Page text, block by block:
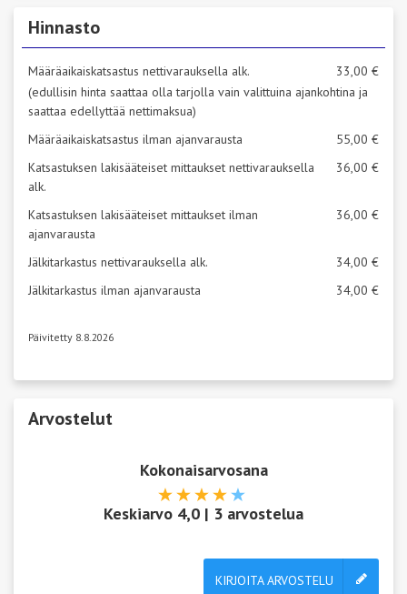
Hinnasto
Määräaikaiskatsastus nettivarauksella alk.
33,00 €
(edullisin hinta saattaa olla tarjolla vain valittuina ajankohtina ja
saattaa edellyttää nettimaksua)
Määräaikaiskatsastus ilman ajanvarausta
55,00 €
Katsastuksen lakisääteiset mittaukset nettivarauksella
alk.
36,00 €
Katsastuksen lakisääteiset mittaukset ilman
ajanvarausta
36,00 €
Jälkitarkastus nettivarauksella alk.
34,00 €
Jälkitarkastus ilman ajanvarausta
34,00 €
Päivitetty 8.8.2026
Arvostelut
Kokonaisarvosana
Keskiarvo 4,0 | 3 arvostelua
KIRJOITA ARVOSTELU